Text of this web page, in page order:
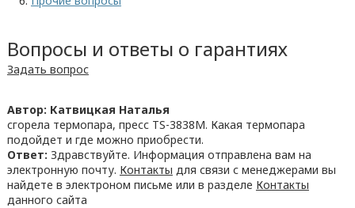
Вопросы и ответы о гарантиях
Задать вопрос
Автор: Катвицкая Наталья
сгорела термопара, пресс TS-3838M. Какая термопара
подойдет и где можно приобрести.
Ответ: Здравствуйте. Информация отправлена вам на
электронную почту. Контакты для связи с менеджерами вы
найдете в электроном письме или в разделе Контакты
данного сайта